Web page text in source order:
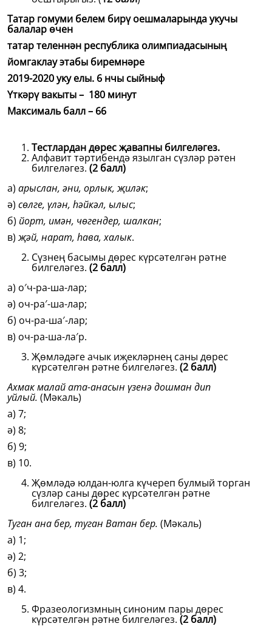
Татар гомуми белем бирү оешмаларында укучы
балалар өчен
татар теленнән республика олимпиадасының
йомгаклау этабы биремнәре
2019-2020 уку елы. 6 нчы сыйныф
Үткәрү вакыты – 180 минут
Максималь балл – 66
Тестлардан дөрес җавапны билгеләгез.
Алфавит тәртибендә язылган сүзләр рәтен
билгеләгез. (2 балл)
а) арыслан, әни, орлык, җиләк;
ә) сөлге, үлән, һәйкәл, ылыс;
б) йорт, имән, чөгендер, шалкан;
в)җәй, нарат, һава, халык.
Сүзнең басымы дөрес күрсәтелгән рәтне
билгеләгез. (2 балл)
а) о′ч-ра-ша-лар;
ә) оч-ра′-ша-лар;
б) оч-ра-ша′-лар;
в) оч-ра-ша-ла′р.
Җөмләдәге ачык иҗекләрнең саны дөрес
күрсәтелгән рәтне билгеләгез. (2 балл)
Ахмак малай ата-анасын үзенә дошман дип
уйлый. (Мәкаль)
а) 7;
ә) 8;
б) 9;
в) 10.
Җөмләдә юлдан-юлга күчереп булмый торган
сүзләр саны дөрес күрсәтелгән рәтне
билгеләгез. (2 балл)
Туган ана бер, туган Ватан бер. (Мәкаль)
а) 1;
ә) 2;
б) 3;
в) 4.
Фразеологизмның синоним пары дөрес
күрсәтелгән рәтне билгеләгез. (2 балл)